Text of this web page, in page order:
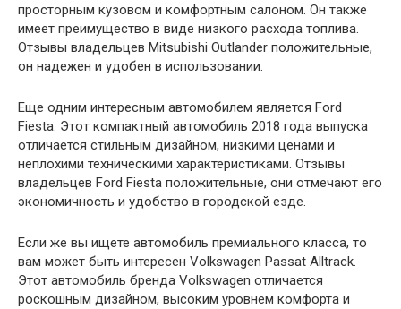
просторным кузовом и комфортным салоном. Он также
имеет преимущество в виде низкого расхода топлива.
Отзывы владельцев Mitsubishi Outlander положительные,
он надежен и удобен в использовании.
Еще одним интересным автомобилем является Ford
Fiesta. Этот компактный автомобиль 2018 года выпуска
отличается стильным дизайном, низкими ценами и
неплохими техническими характеристиками. Отзывы
владельцев Ford Fiesta положительные, они отмечают его
экономичность и удобство в городской езде.
Если же вы ищете автомобиль премиального класса, то
вам может быть интересен Volkswagen Passat Alltrack.
Этот автомобиль бренда Volkswagen отличается
роскошным дизайном, высоким уровнем комфорта и